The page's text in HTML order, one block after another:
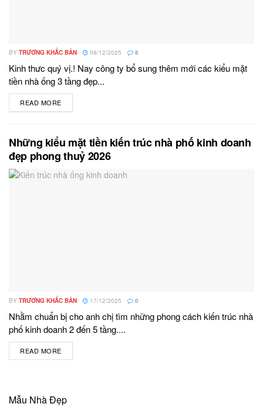
BY TRƯƠNG KHẮC BẢN 08/12/2025 8
Kinh thưc quý vị.! Nay công ty bổ sung thêm mới các kiểu mặt
tiền nhà ống 3 tầng đẹp...
READ MORE
Những kiểu mặt tiền kiến trúc nhà phố kinh doanh
đẹp phong thuỷ 2026
BY TRƯƠNG KHẮC BẢN 17/12/2025 0
Nhằm chuẩn bị cho anh chị tìm những phong cách kiến trúc nhà
phố kinh doanh 2 đến 5 tầng....
READ MORE
Mẫu Nhà Đẹp